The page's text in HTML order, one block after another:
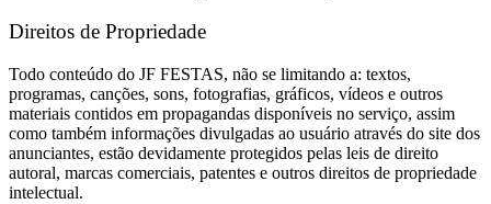
Direitos de Propriedade
Todo conteúdo do JF FESTAS, não se limitando a: textos,
programas, canções, sons, fotografias, gráficos, vídeos e outros
materiais contidos em propagandas disponíveis no serviço, assim
como também informações divulgadas ao usuário através do site dos
anunciantes, estão devidamente protegidos pelas leis de direito
autoral, marcas comerciais, patentes e outros direitos de propriedade
intelectual.